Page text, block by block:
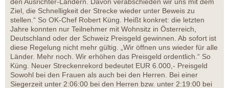
den Ausrichter-Ländern. Davon verabschieden wir uns mit dem
Ziel, die Schnelligkeit der Strecke wieder unter Beweis zu
stellen.“ So OK-Chef Robert Küng. Heißt konkret: die letzten
Jahre konnten nur Teilnehmer mit Wohnsitz in Österreich,
Deutschland oder der Schweiz Preisgeld gewinnen. Ab sofort ist
diese Regelung nicht mehr gültig. „Wir öffnen uns wieder für alle
Länder. Mehr noch. Wir erhöhen das Preisgeld ordentlich.“ So
Küng. Neuer Streckenrekord bedeutet EUR 6.000,- Preisgeld
Sowohl bei den Frauen als auch bei den Herren. Bei einer
Siegerzeit unter 2:06:00 bei den Herren bzw. unter 2:19:00 bei